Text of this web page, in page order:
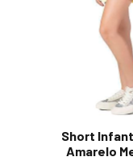
Short
Amarelo